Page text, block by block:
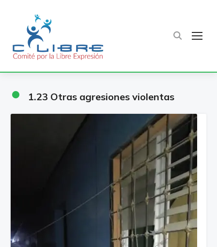
• 1.23 Otras agresiones violentas